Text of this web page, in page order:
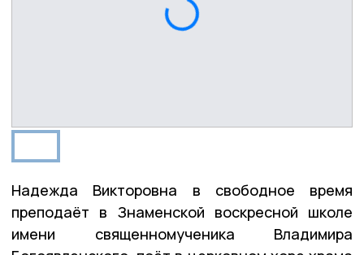
Надежда Викторовна в свободное время
преподаёт в Знаменской воскресной школе
имени священномученика Владимира